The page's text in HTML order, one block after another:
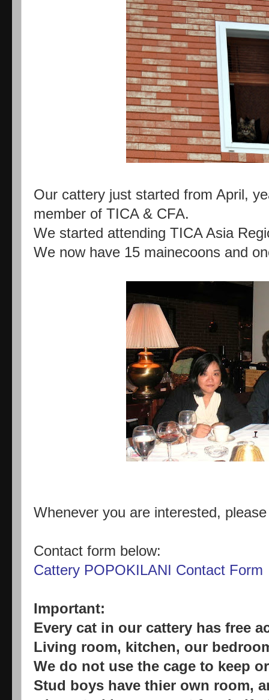
Our cattery just started from April,
member of TICA & CFA.
We started attending TICA Asia
We now have 15 mainecoons and
Whenever you are interested,
Contact form below:
Cattery POPOKILANI Contact Form
Important:
Every cat in our cattery has free
Living room, kitchen, our
We do not use the cage to keep
Stud boys have thier own room,